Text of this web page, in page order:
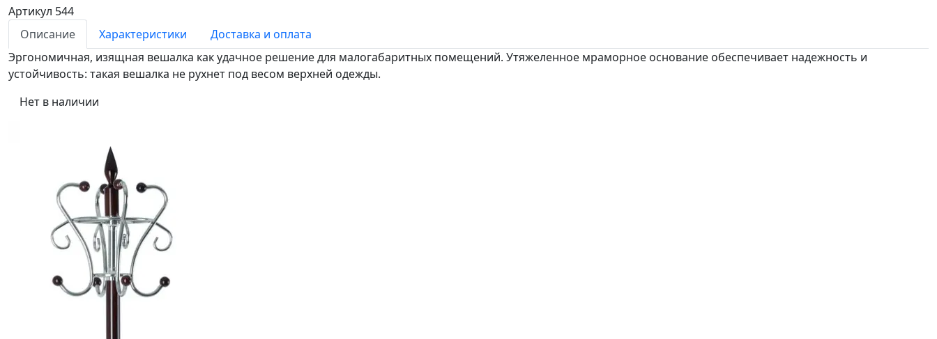
Артикул 544
Описание
Характеристики
Доставка и оплата
Эргономичная, изящная вешалка как удачное решение для малогабаритных помещений. Утяжеленное мраморное основание обеспечивает надежность и
устойчивость: такая вешалка не рухнет под весом верхней одежды.
Нет в наличии